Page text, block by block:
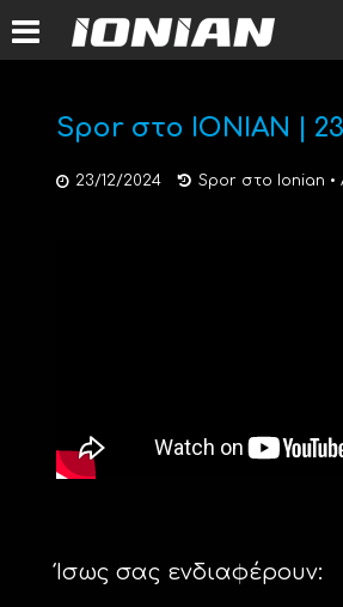
Spor στο ΙΟΝΙΑΝ |
23/12/2024 Spor στο Ionian •
Ίσως σας ενδιαφέρουν: